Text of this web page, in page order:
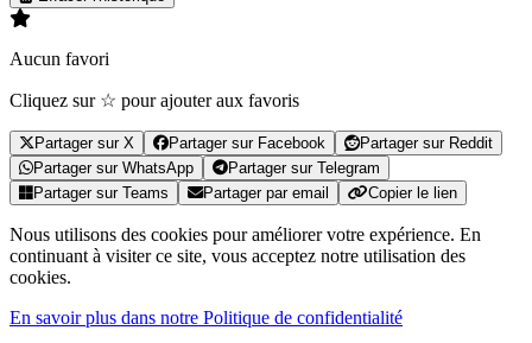
Aucun favori
Cliquez sur ☆ pour ajouter aux favoris
Partager sur X Partager sur Facebook
Partager sur Reddit
Partager sur WhatsApp
Partager sur Telegram
Partager sur Teams
Partager par email Copier le lien
Nous utilisons des cookies pour améliorer votre expérience. En
continuant à visiter ce site, vous acceptez notre utilisation des
cookies.
En savoir plus dans notre Politique de confidentialité